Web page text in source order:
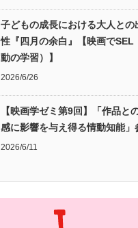
子どもの成長における大人との
性『四月の余白』【映画でSEL
動の学習）】
2026/6/26
【映画学ゼミ第9回】「作品と
感に影響を与え得る情動知能」
2026/6/11